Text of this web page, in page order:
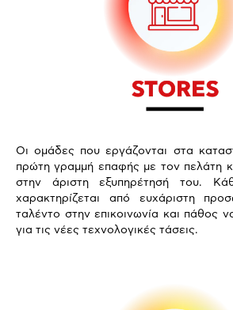
Οι ομάδες που εργάζονται στα
πρώτη γραμμή επαφής με τον πελάτη
στην άριστη εξυπηρέτησή του.
χαρακτηρίζεται από ευχάριστη
ταλέντο στην επικοινωνία και πάθος
για τις νέες τεχνολογικές τάσεις.